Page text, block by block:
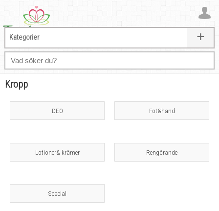
+
Kategorier
Kropp
DEO Fot&hand
Lotioner& krämer Rengörande
Special